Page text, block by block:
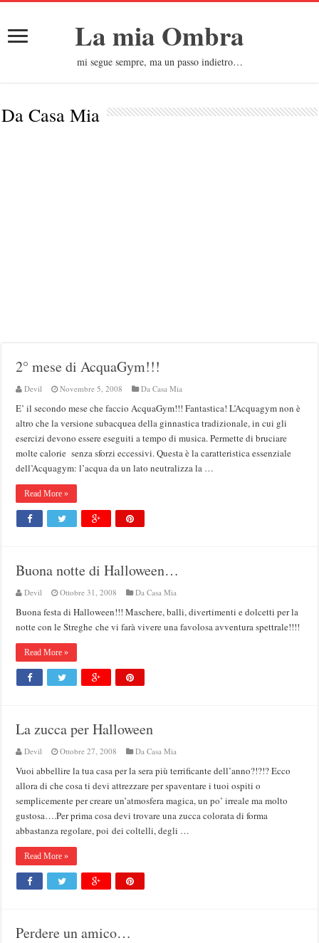
La mia Ombra
mi segue sempre, ma un passo indietro…
Da Casa Mia
2° mese di AcquaGym!!!
Devil Novembre 5, 2008 Da Casa Mia
E’ il secondo mese che faccio AcquaGym!!! Fantastica! L’Acquagym non è
altro che la versione subacquea della ginnastica tradizionale, in cui gli
esercizi devono essere eseguiti a tempo di musica. Permette di bruciare
molte calorie senza sforzi eccessivi. Questa è la caratteristica essenziale
dell’Acquagym: l’acqua da un lato neutralizza la …
Read More »
Buona notte di Halloween…
Devil Ottobre 31, 2008 Da Casa Mia
Buona festa di Halloween!!! Maschere, balli, divertimenti e dolcetti per la
notte con le Streghe che vi farà vivere una favolosa avventura spettrale!!!!
Read More »
La zucca per Halloween
Devil Ottobre 27, 2008 Da Casa Mia
Vuoi abbellire la tua casa per la sera più terrificante dell’anno?!?!? Ecco
allora di che cosa ti devi attrezzare per spaventare i tuoi ospiti o
semplicemente per creare un’atmosfera magica, un po’ irreale ma molto
gustosa….Per prima cosa devi trovare una zucca colorata di forma
abbastanza regolare, poi dei coltelli, degli …
Read More »
Perdere un amico…